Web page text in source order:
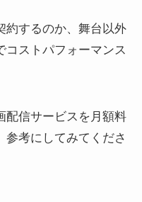
約するのか、舞台以外
コストパフォーマンス
配信サービスを月額料
参考にしてみてくださ